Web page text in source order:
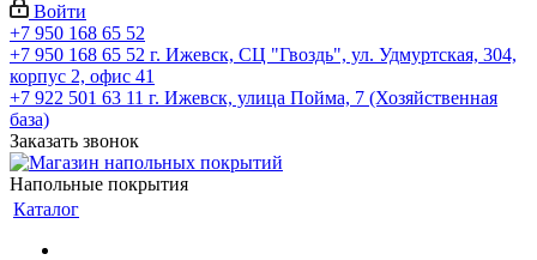
Войти
+7 950 168 65 52
+7 950 168 65 52 г. Ижевск, СЦ "Гвоздь", ул. Удмуртская, 304,
корпус 2, офис 41
+7 922 501 63 11 г. Ижевск, улица Пойма, 7 (Хозяйственная
база)
Заказать звонок
Напольные покрытия
Каталог